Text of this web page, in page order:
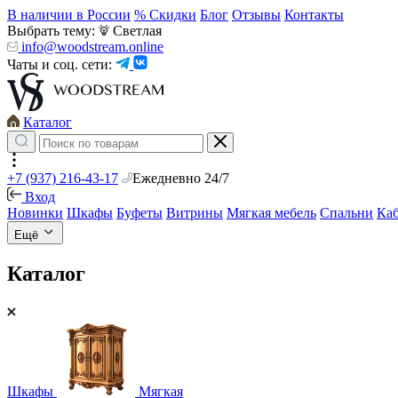
В наличии в России % Скидки Блог Отзывы Контакты
Выбрать тему:
Светлая
info@woodstream.online
Чаты и соц. сети:
Каталог
+7 (937) 216-43-17
Ежедневно 24/7
Вход
Новинки Шкафы Буфеты Витрины Мягкая мебель Спальни
Ещё
Каталог
Шкафы Мягкая